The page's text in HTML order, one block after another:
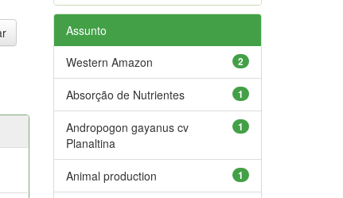
Assunto
2
Western Amazon
1
Absorção de Nutrientes
1
Andropogon gayanus cv
Planaltina
1
Animal production